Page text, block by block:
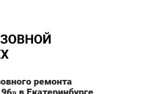
ремонта